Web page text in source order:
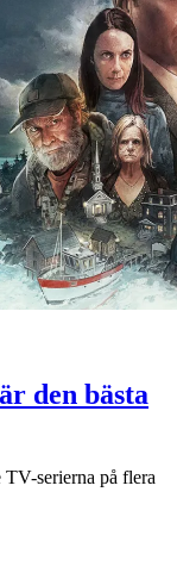
den bästa
serierna på flera